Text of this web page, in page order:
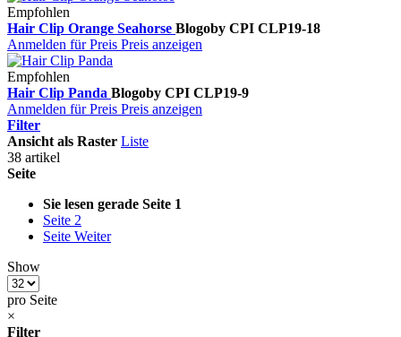
Empfohlen
Hair Clip Orange Seahorse Blogoby CPI CLP19-18
Anmelden für Preis Preis anzeigen
Empfohlen
Hair Clip Panda Blogoby CPI CLP19-9
Anmelden für Preis Preis anzeigen
Filter
Ansicht als Raster Liste
38 artikel
Seite
Sie lesen gerade Seite 1
Seite 2
Seite Weiter
Show
pro Seite
×
Filter